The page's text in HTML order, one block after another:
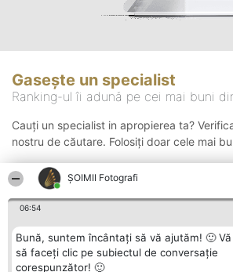
ȘOIMII Fotografi
06:54
Bună, suntem încântați să vă ajutăm! 🙂
să faceți clic pe subiectul de conversație
corespunzător! 🙂
Gasește un specialist
Ranking-ul îi adună pe cei mai buni
Cauți un specialist in apropierea ta?
nostru de căutare. Folosiți doar cele mai